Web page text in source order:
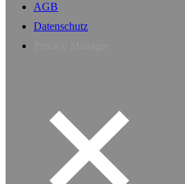
AGB
Datenschutz